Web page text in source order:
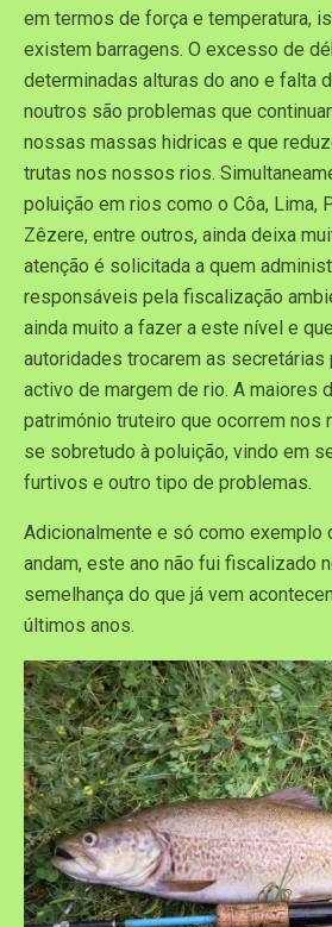
em termos de força e temperatura,
existem barragens. O excesso de
determinadas alturas do ano e falta
noutros são problemas que
nossas massas hidricas e que
trutas nos nossos rios.
poluição em rios como o Côa, Lima,
Zêzere, entre outros, ainda deixa
atenção é solicitada a quem
responsáveis pela fiscalização
ainda muito a fazer a este nível e
autoridades trocarem as secretárias
activo de margem de rio. A maiores
património truteiro que ocorrem nos
se sobretudo à poluição, vindo em
furtivos e outro tipo de problemas.
Adicionalmente e só como exemplo
andam, este ano não fui fiscalizado
semelhança do que já vem
últimos anos.